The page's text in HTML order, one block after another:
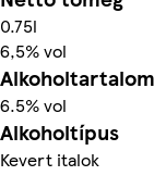
0.75l
6,5% vol
6.5% vol
Alkoholtípus
Kevert italok